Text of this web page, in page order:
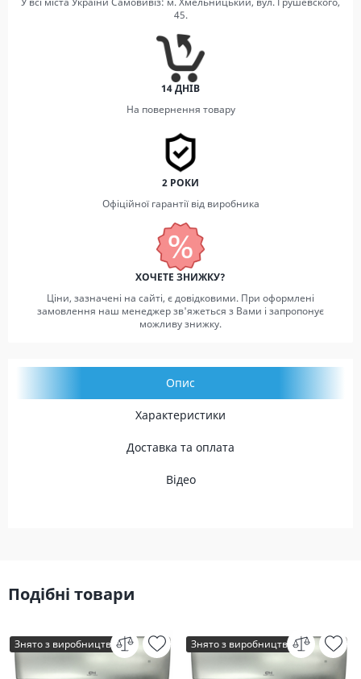
45.
14 ДНІВ
На повернення товару
2 РОКИ
Офіційної гарантії від виробника
ХОЧЕТЕ ЗНИЖКУ?
Ціни, зазначені на сайті, є довідковими. При оформлені
замовлення наш менеджер зв'яжеться з Вами і запропонує
можливу знижку.
Опис
Характеристики
Доставка та оплата
Відео
Подібні товари
Знято з виробництва Знято з виробництва